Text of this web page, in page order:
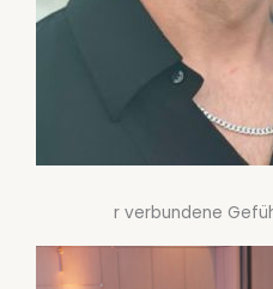
r verbundene